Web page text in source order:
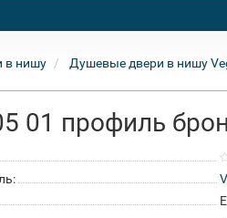
в нишу Душевые двери в нишу
01 профиль